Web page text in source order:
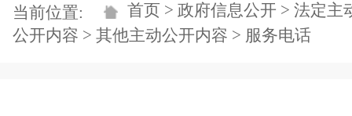
当前位置: 首页 > 政府信息公开 > 法定主
公开内容 > 其他主动公开内容 > 服务电话